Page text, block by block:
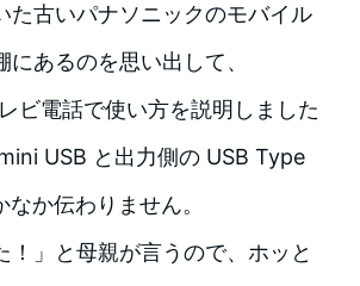
た古いパナソニックのモバイル
あるのを思い出して、
ビ電話で使い方を説明しました
USB と出力側の USB Type
か伝わりません。
！」と母親が言うので、ホッと